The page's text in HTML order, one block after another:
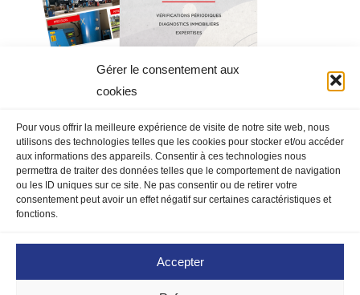
Gérer le consentement aux
cookies
Pour vous offrir la meilleure expérience de visite de notre site web, nous
utilisons des technologies telles que les cookies pour stocker et/ou accéder
aux informations des appareils. Consentir à ces technologies nous
permettra de traiter des données telles que le comportement de navigation
ou les ID uniques sur ce site. Ne pas consentir ou de retirer votre
consentement peut avoir un effet négatif sur certaines caractéristiques et
fonctions.
Accepter
MENTIONS LÉGALES | CONTACT
POLITIQUE DE COOKIES |